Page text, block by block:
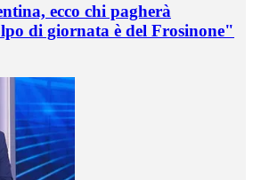
ecco chi pagherà
di giornata è del Frosinone"